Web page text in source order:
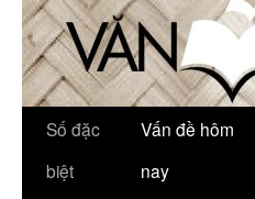
Số đặc
biệt
Vấn đề hôm
nay